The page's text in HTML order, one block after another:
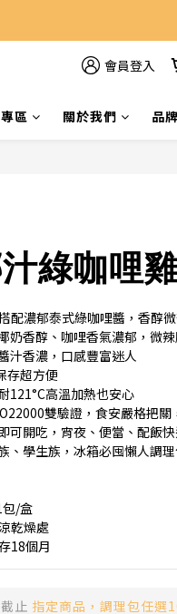
會員登入
區 關於我們 品
綠咖哩
配濃郁泰式綠咖哩醬，香醇微
奶香醇、咖哩香氣濃郁，微
汁香濃，口感豐富迷人
存超方便
121°C高溫加熱也安心
雙驗證，食安嚴格把關
可開吃，宵夜、便當、配飯
、學生族，冰箱必囤懶人調
/盒
乾燥處
18個月
截止 指定商品，調理包任選